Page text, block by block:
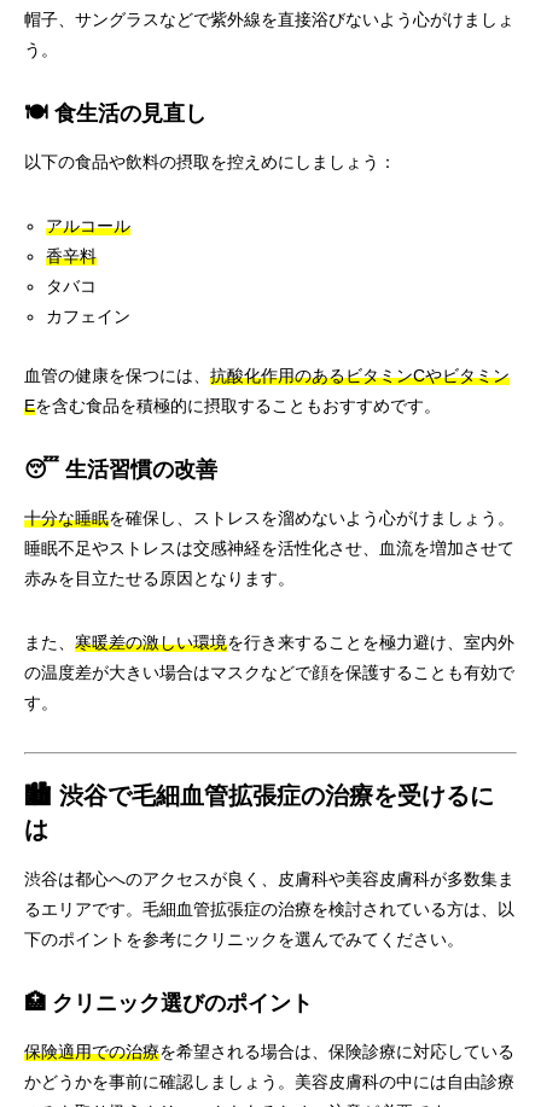
帽子、サングラスなどで紫外線を直接浴びないよう心がけましょ
う。
🍽️ 食生活の見直し
以下の食品や飲料の摂取を控えめにしましょう：
アルコール
香辛料
タバコ
カフェイン
血管の健康を保つには、 抗酸化作用のあるビタミンCやビタミン
Eを含む食品を積極的に摂取することもおすすめです。
😴 生活習慣の改善
十分な睡眠を確保し、ストレスを溜めないよう心がけましょう。
睡眠不足やストレスは交感神経を活性化させ、血流を増加させて
赤みを目立たせる原因となります。
また、 寒暖差の激しい環境を行き来することを極力避け、室内外
の温度差が大きい場合はマスクなどで顔を保護することも有効で
す。
🏙️ 渋谷で毛細血管拡張症の治療を受けるに
は
渋谷は都心へのアクセスが良く、皮膚科や美容皮膚科が多数集ま
るエリアです。毛細血管拡張症の治療を検討されている方は、以
下のポイントを参考にクリニックを選んでみてください。
🏥 クリニック選びのポイント
保険適用での治療を希望される場合は、保険診療に対応している
かどうかを事前に確認しましょう。美容皮膚科の中には自由診療